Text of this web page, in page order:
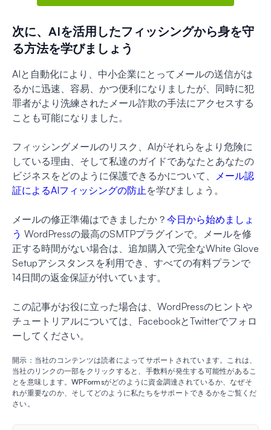
次に、AIを活用したフィッシングから身を守
る方法を学びましょう
AIと自動化により、中小企業にとってメールの送信がは
るかに迅速、容易、かつ便利になりましたが、同時に犯
罪者がより洗練されたメール詐欺の手法にアクセスする
ことも可能になりました。
フィッシングメールのリスク、AIがそれらをより危険に
している理由、そして私達のガイドであなたとあなたの
ビジネスをどのように保護できるかについて、
メール認
証によるAIフィッシングの防止 を学びましょう。
メールの修正準備はできましたか？ 今日から始めましょ
う WordPressの最高のSMTPプラグインで。メールを修
正する時間がない場合は、追加購入で完全なWhite Glove
Setupアシスタンスを利用でき、すべての有料プランで
14日間の返金保証が付いています。
この記事がお役に立った場合は、WordPressのヒントや
チュートリアルについては、FacebookとTwitterでフォロ
ーしてください。
開示：当社のコンテンツは読者によってサポートされています。これは、
当社のリンクの一部をクリックすると、手数料が発生する可能性があるこ
とを意味します。WPFormsがどのように資金調達されているか、なぜそ
れが重要なのか、そしてどのように私たちをサポートできるかをご覧くだ
さい。